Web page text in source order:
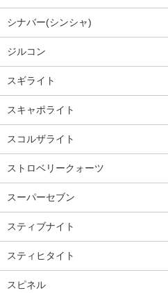
シナバー(シンシャ)
ジルコン
スギライト
スキャポライト
スコルザライト
ストロベリークォーツ
スーパーセブン
スティブナイト
スティヒタイト
スピネル